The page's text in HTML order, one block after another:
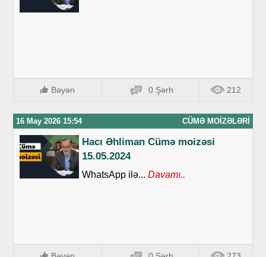
Bəyən 0 Şərh 212
16 May 2026 15:54 CÜMƏ MOIZƏLƏRI
Hacı Əhliman Cümə moizəsi
15.05.2024
WhatsApp ilə... Davamı..